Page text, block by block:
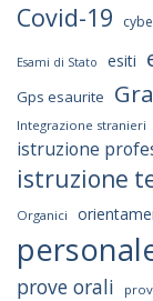
Covid-19
Esami di Stato esiti
Gps esaurite
Integrazione stranieri
istruzione
istruzione
Organici
prove orali